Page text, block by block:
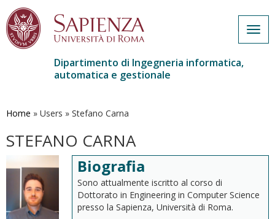
contenuto
Dipartimento di Ingegneria informatica,
automatica e gestionale
Home » Users » Stefano Carna
STEFANO CARNA
Biografia
Sono attualmente iscritto al corso di
Dottorato in Engineering in Computer Science
presso la Sapienza, Università di Roma.